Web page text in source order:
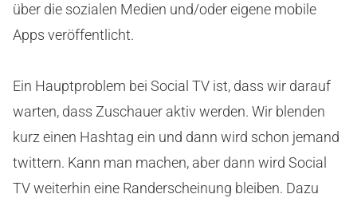
über die sozialen Medien und/oder eigene mobile
Apps veröffentlicht.
Ein Hauptproblem bei Social TV ist, dass wir darauf
warten, dass Zuschauer aktiv werden. Wir blenden
kurz einen Hashtag ein und dann wird schon jemand
twittern. Kann man machen, aber dann wird Social
TV weiterhin eine Randerscheinung bleiben. Dazu